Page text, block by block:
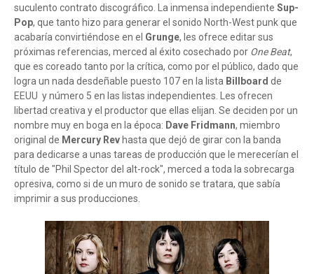
suculento contrato discográfico. La inmensa independiente Sup-
Pop, que tanto hizo para generar el sonido North-West punk que
acabaría convirtiéndose en el Grunge, les ofrece editar sus
próximas referencias, merced al éxito cosechado por One Beat,
que es coreado tanto por la crítica, como por el público, dado que
logra un nada desdeñable puesto 107 en la lista Billboard de
EEUU y número 5 en las listas independientes. Les ofrecen
libertad creativa y el productor que ellas elijan. Se deciden por un
nombre muy en boga en la época: Dave Fridmann, miembro
original de Mercury Rev hasta que dejó de girar con la banda
para dedicarse a unas tareas de producción que le merecerían el
título de "Phil Spector del alt-rock", merced a toda la sobrecarga
opresiva, como si de un muro de sonido se tratara, que sabía
imprimir a sus producciones.